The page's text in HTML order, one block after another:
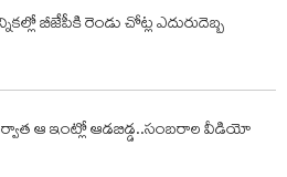
బీజేపీకి రెండు చోట్ల ఎదురుదెబ్బ
ఆ ఇంట్లో ఆడబిడ్డ..సంబరాల వీడియో